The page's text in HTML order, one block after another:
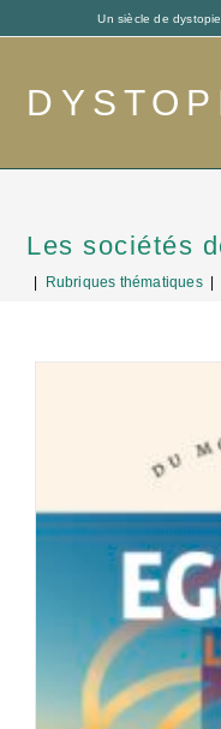
Un siècle de
Les sociétés
Rubriques thématiques